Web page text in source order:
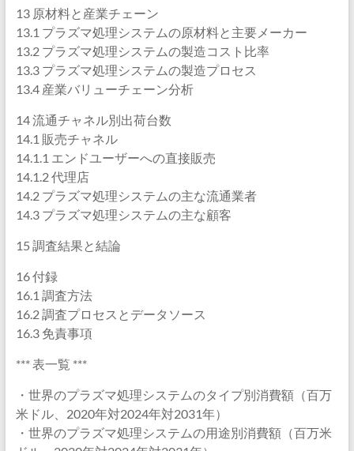
13 原材料と産業チェーン
13.1 プラズマ処理システムの原材料と主要メーカー
13.2 プラズマ処理システムの製造コスト比率
13.3 プラズマ処理システムの製造プロセス
13.4 産業バリューチェーン分析
14 流通チャネル別出荷台数
14.1 販売チャネル
14.1.1 エンドユーザーへの直接販売
14.1.2 代理店
14.2 プラズマ処理システムの主な流通業者
14.3 プラズマ処理システムの主な顧客
15 調査結果と結論
16 付録
16.1 調査方法
16.2 調査プロセスとデータソース
16.3 免責事項
*** 表一覧 ***
・世界のプラズマ処理システムのタイプ別消費額（百万
米ドル、2020年対2024年対2031年）
・世界のプラズマ処理システムの用途別消費額（百万米